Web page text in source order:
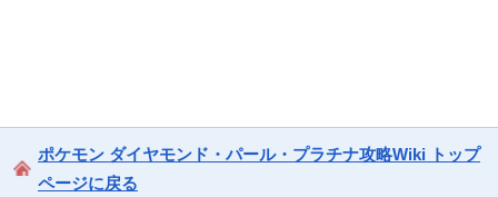
ポケモン ダイヤモンド・パール・プラチナ攻略Wiki トップ
ページに戻る